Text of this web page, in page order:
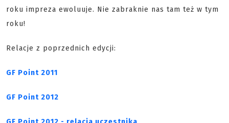
roku impreza ewoluuje. Nie zabraknie nas tam też w tym
roku!
Relacje z poprzednich edycji:
GF Point 2011
GF Point 2012